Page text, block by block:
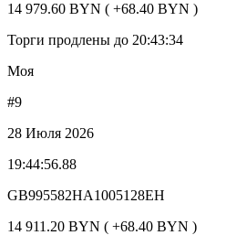
14 979.60 BYN ( +68.40 BYN )
Торги продлены до 20:43:34
Моя
#9
28 Июля 2026
19:44:56.88
GB995582HA1005128EH
14 911.20 BYN ( +68.40 BYN )